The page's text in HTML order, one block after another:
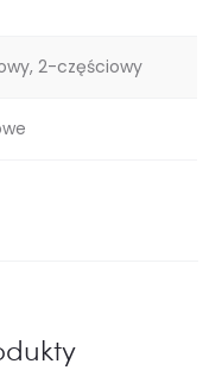
2-częściowy